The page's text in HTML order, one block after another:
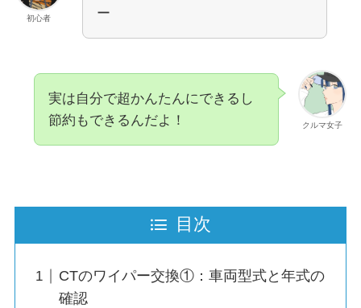
初心者
ー
クルマ女子
実は自分で超かんたんにできるし
節約もできるんだよ！
目次
CTのワイパー交換①：車両型式と年式の
確認